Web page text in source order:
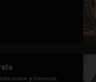
suave y cremosa,